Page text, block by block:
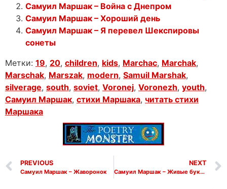
Самуил Маршак – Война с Днепром
Самуил Маршак – Хороший день
Самуил Маршак – Я перевел Шекспировы
сонеты
Метки: 19, 20, children, kids, Marchac, Marchak,
Marschak, Marszak, modern, Samuil Marshak,
silverage, south, soviet, Voronej, Voronezh, youth,
Самуил Маршак, стихи Маршака, читать стихи
Маршака
PREVIOUS
Самуил Маршак – Жаворонок
NEXT
Самуил Маршак – Живые буквы